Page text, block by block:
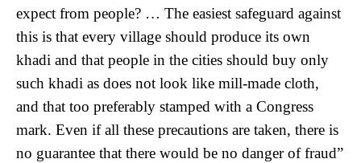
expect from people? … The easiest safeguard against
this is that every village should produce its own
khadi and that people in the cities should buy only
such khadi as does not look like mill-made cloth,
and that too preferably stamped with a Congress
mark. Even if all these precautions are taken, there is
no guarantee that there would be no danger of fraud”